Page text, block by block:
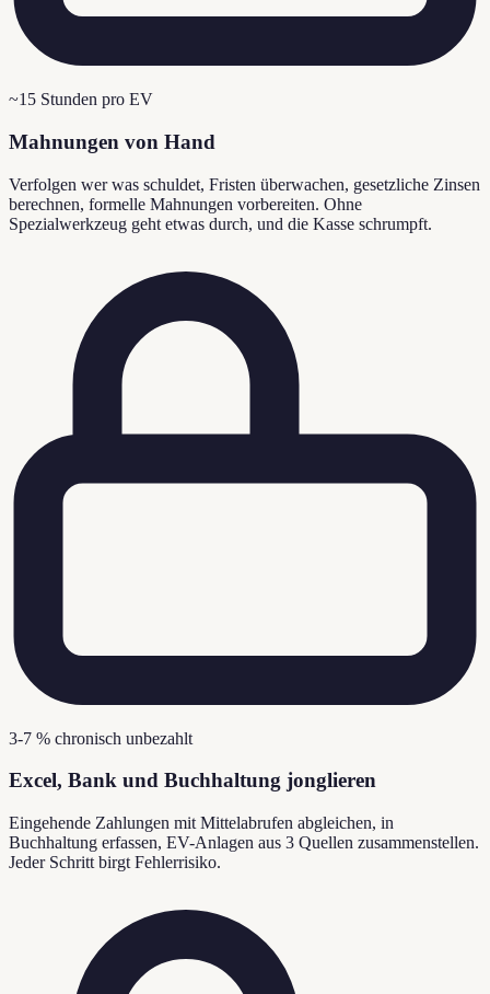
~15 Stunden pro EV
Mahnungen von Hand
Verfolgen wer was schuldet, Fristen überwachen, gesetzliche Zinsen
berechnen, formelle Mahnungen vorbereiten. Ohne
Spezialwerkzeug geht etwas durch, und die Kasse schrumpft.
3-7 % chronisch unbezahlt
Excel, Bank und Buchhaltung jonglieren
Eingehende Zahlungen mit Mittelabrufen abgleichen, in
Buchhaltung erfassen, EV-Anlagen aus 3 Quellen zusammenstellen.
Jeder Schritt birgt Fehlerrisiko.